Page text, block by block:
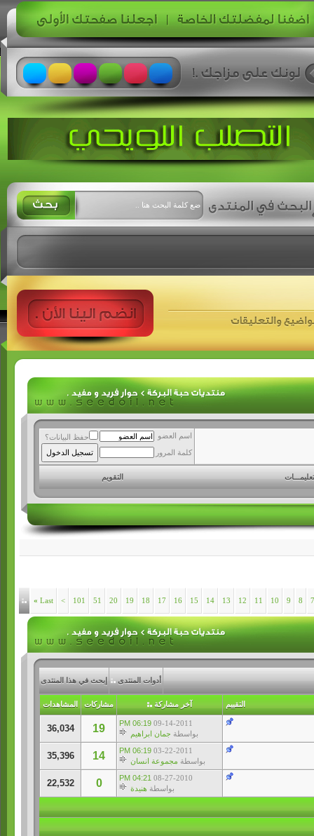
اسم العضو
حفظ البيانات؟
كلمة المرور
التقويم
7
8
9
10
11
12
13
14
15
16
17
18
19
20
51
101
>
Last
»
أدوات المنتدى إبحث في هذا المنتدى
التقييم آخر مشاركة مشاركات المشاهدات
09-14-2011
06:19 PM
بواسطة جمان ابراهيم 19
36,034
03-22-2011
06:19 PM
بواسطة مجموعة انسان 14
35,396
08-27-2010
04:21 PM
بواسطة هنيدة 0
22,532